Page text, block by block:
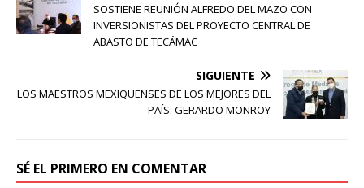
SOSTIENE REUNIÓN ALFREDO DEL MAZO CON
INVERSIONISTAS DEL PROYECTO CENTRAL DE
ABASTO DE TECÁMAC
SIGUIENTE
LOS MAESTROS MEXIQUENSES DE LOS MEJORES DEL
PAÍS: GERARDO MONROY
SÉ EL PRIMERO EN COMENTAR